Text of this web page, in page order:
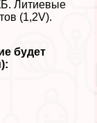
Литиевые
(1,2V).
будет